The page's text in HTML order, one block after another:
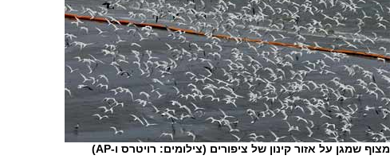
מצוף שמגן על אזור קינון של ציפורים (צילומים: רויטרס ו-AP)